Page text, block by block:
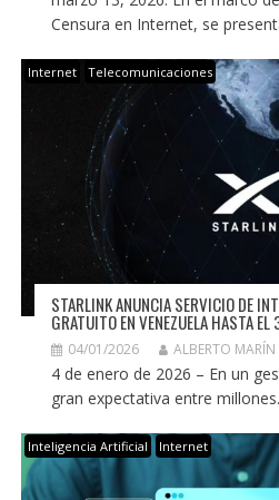
Censura en Internet, se
Internet Telecomunicaciones
STARLINK ANUNCIA SERVICIO DE
GRATUITO EN VENEZUELA HASTA
04/01/2026 ALBERTO
4 de enero de 2026 – En un
gran expectativa entre
Inteligencia Artificial Internet